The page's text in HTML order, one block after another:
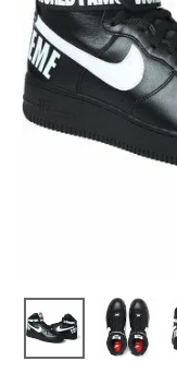
Supreme ×
Nike シュプリー
ム 14FW Air
Force 1 High
¥159,800
Tシャツ・ロングス
パーカー・トレーナ